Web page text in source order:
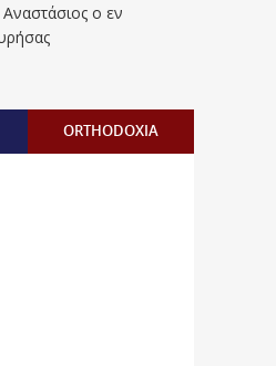
ο εν
ORTHODOXIA